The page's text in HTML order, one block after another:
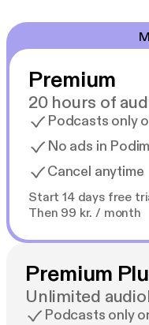
Premium
20 hours of
Podcasts only
No ads in
Cancel anytime
Start 14 days free
Then 99 kr. / month
Premium
Unlimited
Podcasts only